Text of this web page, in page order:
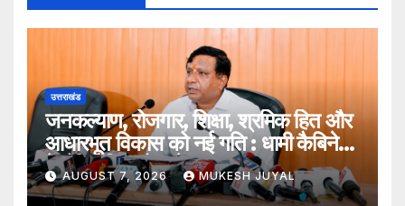
उत्तराखंड
जनकल्याण, रोजगार, शिक्षा, श्रमिक हित और
आधारभूत विकास को नई गति : धामी कैबिनेट
के ऐतिहासिक फैसले
AUGUST 7, 2026 MUKESH JUYAL